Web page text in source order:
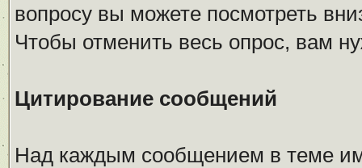
вопросу вы можете посмотреть
Чтобы отменить весь опрос, вам
Цитирование сообщений
Над каждым сообщением в теме